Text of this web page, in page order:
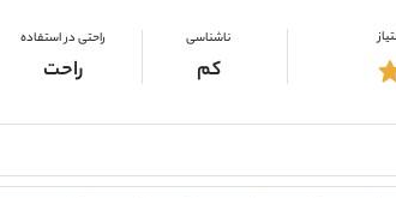
ناشناسی
کم
راحتی در استفاده
راحت